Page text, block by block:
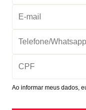
Ao informar meus dados,